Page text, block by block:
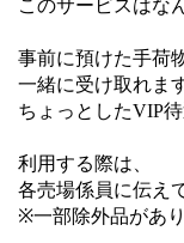
このサービスはな
事前に預けた手荷
一緒に受け取れま
ちょっとしたVIP待
利用する際は、
各売場係員に伝え
※一部除外品があり